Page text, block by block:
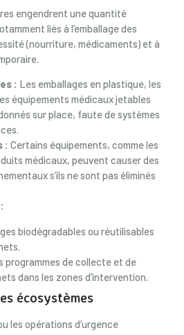
engendrent une quantité
liés à l’emballage des
(nourriture, médicaments) et à
: Les emballages en plastique, les
équipements médicaux jetables
sur place, faute de systèmes
: Certains équipements, comme les
médicaux, peuvent causer des
s’ils ne sont pas éliminés
biodégradables ou réutilisables
programmes de collecte et de
dans les zones d’intervention.
écosystèmes
les opérations d’urgence